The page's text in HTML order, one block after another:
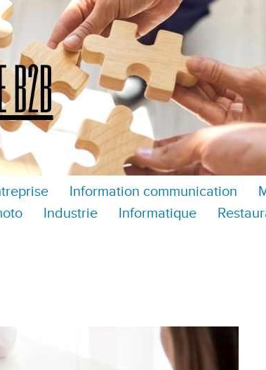
Information communication
Industrie Informatique